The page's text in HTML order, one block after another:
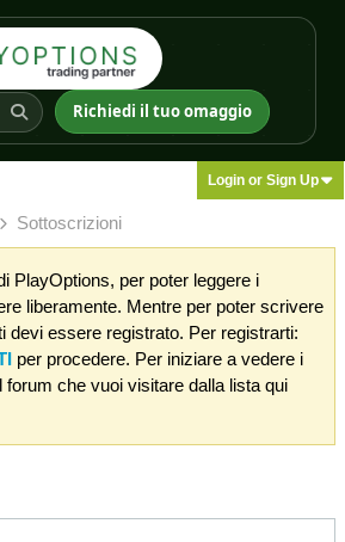
Richiedi il tuo omaggio
Login or Sign Up
Sottoscrizioni
PlayOptions, per poter leggere i
liberamente. Mentre per poter scrivere
devi essere registrato. Per registrarti:
per procedere. Per iniziare a vedere i
forum che vuoi visitare dalla lista qui